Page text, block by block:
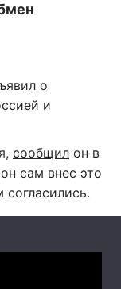
о
и
сообщил он в
сам внес это